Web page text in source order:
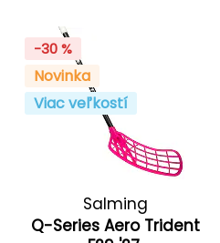
-30 %
Novinka
Viac veľkostí
Salming
Q-Series Aero Trident